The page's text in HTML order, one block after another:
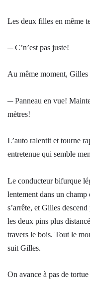
Les deux filles en même
─ C’n’est pas juste!
Au même moment, Gilles
─ Panneau en vue!
mètres!
L’auto ralentit et tourne
entretenue qui semble
Le conducteur bifurque
lentement dans un
s’arrête, et Gilles
les deux pins plus
travers le bois. Tout le
suit Gilles.
On avance à pas de